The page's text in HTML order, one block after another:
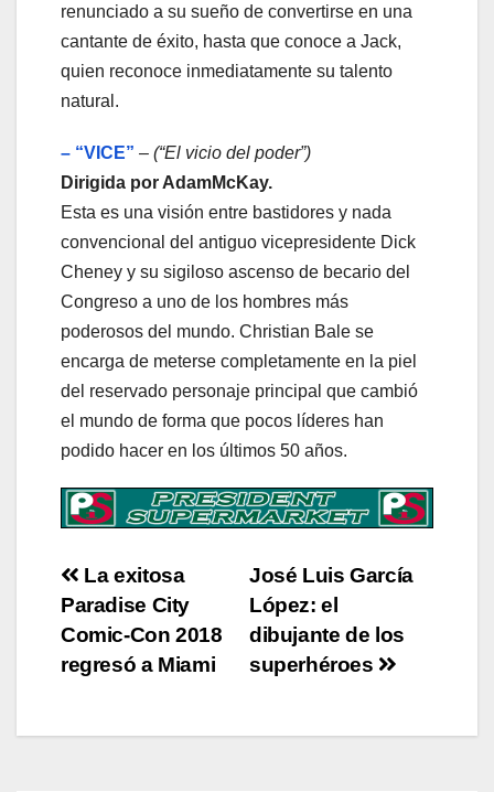
renunciado a su sueño de convertirse en una
cantante de éxito, hasta que conoce a Jack,
quien reconoce inmediatamente su talento
natural.
– “VICE” – (“El vicio del poder”)
Dirigida por AdamMcKay.
Esta es una visión entre bastidores y nada
convencional del antiguo vicepresidente Dick
Cheney y su sigiloso ascenso de becario del
Congreso a uno de los hombres más
poderosos del mundo. Christian Bale se
encarga de meterse completamente en la piel
del reservado personaje principal que cambió
el mundo de forma que pocos líderes han
podido hacer en los últimos 50 años.
Post
navigation
José Luis García
López: el
dibujante de los
superhéroes
La exitosa
Paradise City
Comic-Con 2018
regresó a Miami